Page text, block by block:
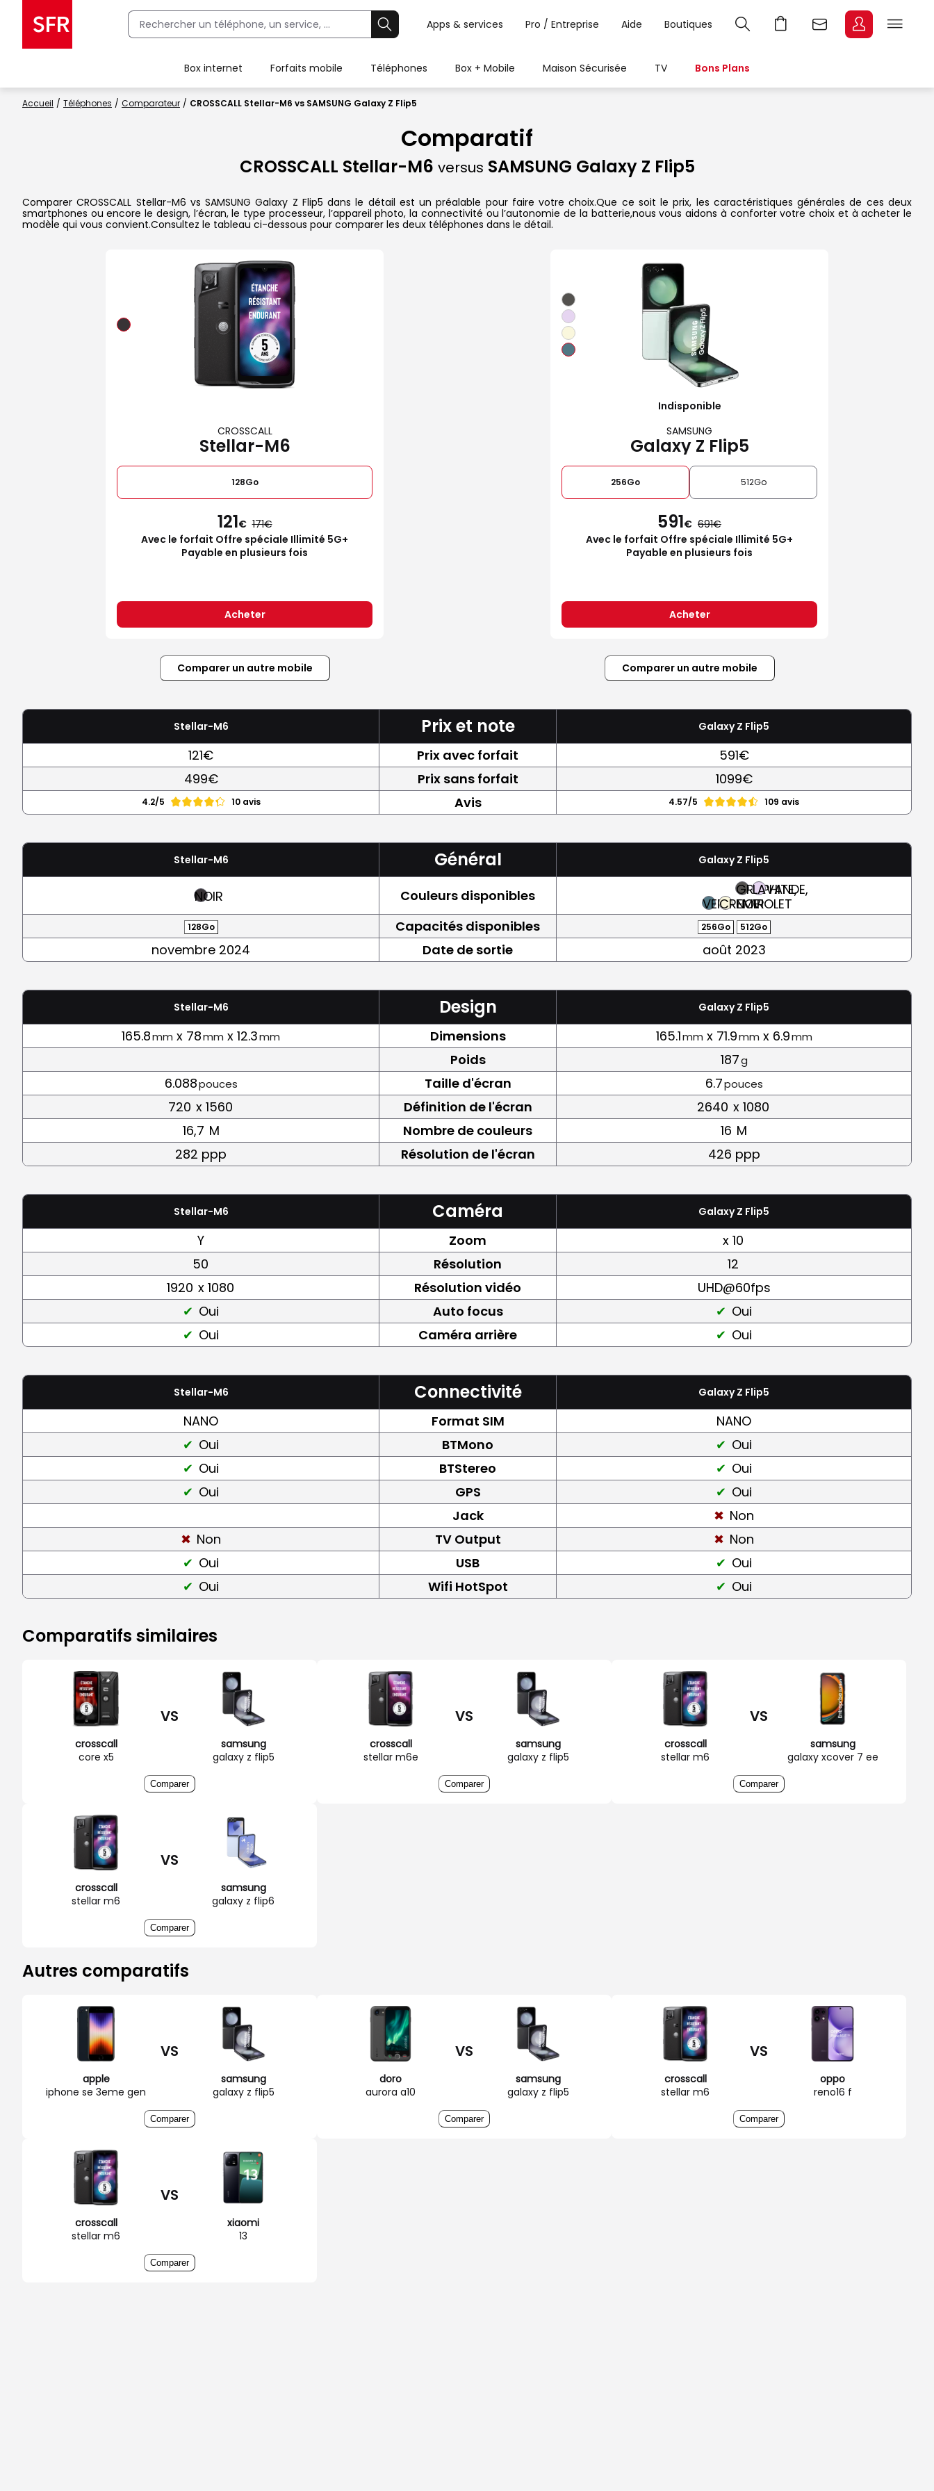
Apps & services Pro / Entreprise Aide Boutiques
Box internet Forfaits mobile Téléphones Box + Mobile Maison Sécurisée TV Bons Plans
Accueil Téléphones Comparateur CROSSCALL Stellar-M6 vs SAMSUNG Galaxy Z Flip5
Comparatif
CROSSCALL Stellar-M6 versus SAMSUNG Galaxy Z Flip5
Comparer CROSSCALL Stellar-M6 vs SAMSUNG Galaxy Z Flip5 dans le détail est un préalable pour faire votre choix.Que ce soit le prix, les caractéristiques générales de ces deux
smartphones ou encore le design, l’écran, le type processeur, l’appareil photo, la connectivité ou l’autonomie de la batterie,nous vous aidons à conforter votre choix et à acheter le
modèle qui vous convient.Consultez le tableau ci-dessous pour comparer les deux téléphones dans le détail.
CROSSCALL
Stellar-M6
128Go
121€ 171
Avec le forfait Offre spéciale Illimité 5G+
Payable en plusieurs fois
Acheter
Indisponible
SAMSUNG
Galaxy Z Flip5
256Go 512Go
591€ 691
Avec le forfait Offre spéciale Illimité 5G+
Payable en plusieurs fois
Acheter
Comparer un autre mobile Comparer un autre mobile
Stellar-M6 Prix et note Galaxy Z Flip5
121€ Prix avec forfait
591€
499€
Prix sans forfait 1099€
4.2/5 10 avis Avis 4.57/5 109 avis
Stellar-M6 Général Galaxy Z Flip5
NOIR Couleurs disponibles VERTCREME
GRAPHITE,
NOIR
LAVANDE,
VIOLET
128Go Capacités disponibles 256Go 512Go
novembre 2024 Date de sortie août 2023
Stellar-M6 Design Galaxy Z Flip5
165.8mm x 78mm x 12.3mm Dimensions 165.1mm x 71.9mm x 6.9mm
Poids 187g
6.088pouces Taille d'écran 6.7pouces
720 x 1560 Définition de l'écran 2640 x 1080
16,7 M Nombre de couleurs 16 M
282 ppp
Résolution de l'écran 426 ppp
Stellar-M6 Caméra Galaxy Z Flip5
Y Zoom
x 10
50
Résolution
12
1920 x 1080 Résolution vidéo
UHD@60fps
Oui
Auto focus
Oui
Oui
Caméra arrière Oui
Stellar-M6 Connectivité Galaxy Z Flip5
NANO Format SIM
NANO
Oui
BTMono
Oui
Oui
BTStereo
Oui
Oui
GPS
Oui
Jack
Non
Non
TV Output
Non
Oui
USB
Oui
Oui
Wifi HotSpot Oui
Comparatifs similaires
crosscall
core x5
VS
samsung
galaxy z flip5
Comparer
crosscall
stellar m6e
VS
samsung
galaxy z flip5
Comparer
crosscall
stellar m6
VS
samsung
galaxy xcover 7 ee
Comparer
crosscall
stellar m6
VS
samsung
galaxy z flip6
Comparer
Autres comparatifs
apple
iphone se 3eme gen
VS
samsung
galaxy z flip5
Comparer
doro
aurora a10
VS
samsung
galaxy z flip5
Comparer
crosscall
stellar m6
VS
oppo
reno16 f
Comparer
crosscall
stellar m6
VS
xiaomi
13
Comparer